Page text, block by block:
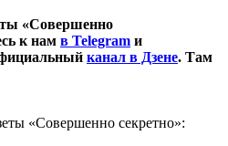
«Совершенно
к нам в Telegram и
канал в Дзене. Там
«Совершенно секретно»: